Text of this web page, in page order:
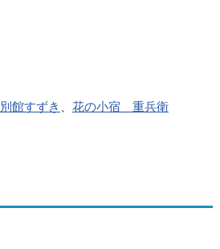
別館すずき 花の小宿 重兵衛